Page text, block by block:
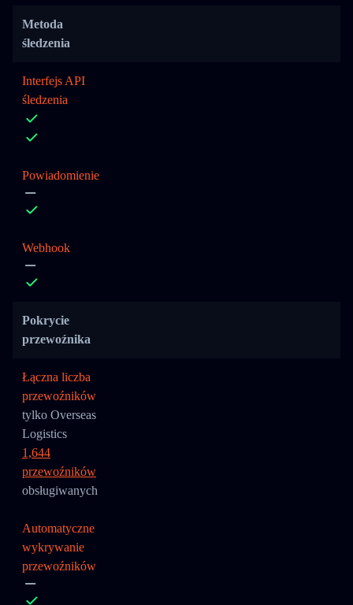
Metoda
śledzenia
Interfejs API
śledzenia
Powiadomienie
Webhook
Pokrycie
przewoźnika
Łączna liczba
przewoźników
tylko Overseas
Logistics
1,644
przewoźników
obsługiwanych
Automatyczne
wykrywanie
przewoźników